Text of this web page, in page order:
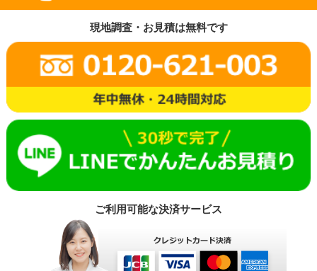
現地調査・お見積は無料です
ご利用可能な決済サービス